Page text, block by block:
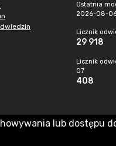
Ostatnia
2026-08-
Licznik
29 918
Licznik
07
408
lub dostępu